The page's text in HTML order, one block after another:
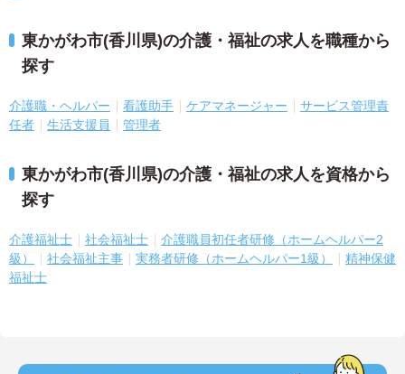
東かがわ市(香川県)の介護・福祉の求人を職種から
探す
介護職・ヘルパー 看護助手 ケアマネージャー
サービス管理責
任者
生活支援員 管理者
東かがわ市(香川県)の介護・福祉の求人を資格から
探す
介護福祉士 社会福祉士
介護職員初任者研修（ホームヘルパー2
級）
社会福祉主事 実務者研修（ホームヘルパー1級）
精神保健
福祉士